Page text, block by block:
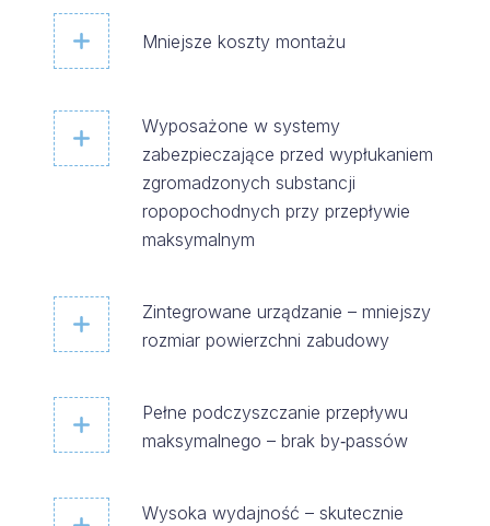
Mniejsze koszty montażu
Wyposażone w systemy
zabezpieczające przed wypłukaniem
zgromadzonych substancji
ropopochodnych przy przepływie
maksymalnym
Zintegrowane urządzanie – mniejszy
rozmiar powierzchni zabudowy
Pełne podczyszczanie przepływu
maksymalnego – brak by‑passów
Wysoka wydajność – skutecznie